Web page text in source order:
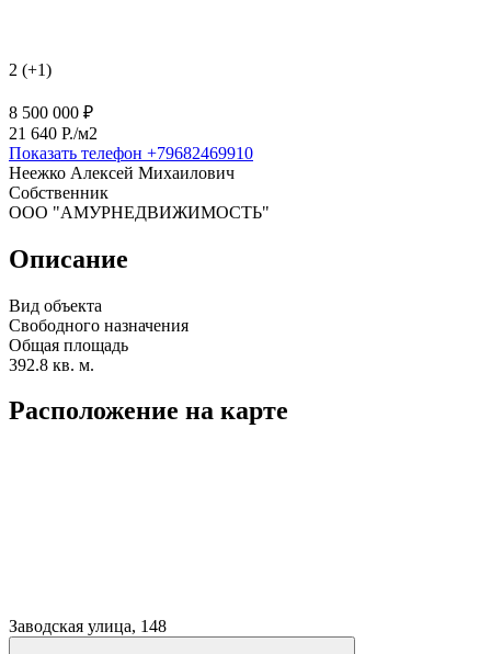
2 (+1)
8 500 000 ₽
21 640 P./м2
Показать телефон +79682469910
Неежко Алексей Михаилович
Собственник
ООО "АМУРНЕДВИЖИМОСТЬ"
Описание
Вид объекта
Свободного назначения
Общая площадь
392.8 кв. м.
Расположение на карте
Заводская улица, 148